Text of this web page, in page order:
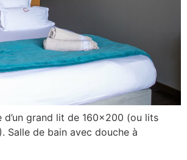
d’un grand lit de 160×200 (ou lits
Salle de bain avec douche à